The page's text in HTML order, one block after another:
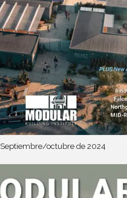
Septiembre/octubre de 2024